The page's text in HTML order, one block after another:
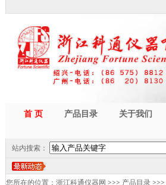
首 页 产品目录 关于我们
站内搜索：
您所在的位置： 浙江科通仪器网 >>> 产品目录 >>>